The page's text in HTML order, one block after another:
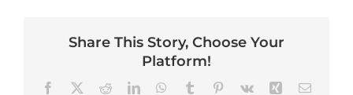
Share This Story, Choose Your
Platform!
FacebookRedditLinkedInWhatsApp
TumblrPinterest
Vk XingEmail